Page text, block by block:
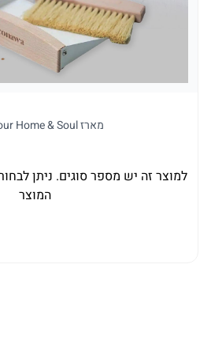
מארז Pure your Home & Soul
למוצר זה יש מספר סוגים. ניתן
המוצר